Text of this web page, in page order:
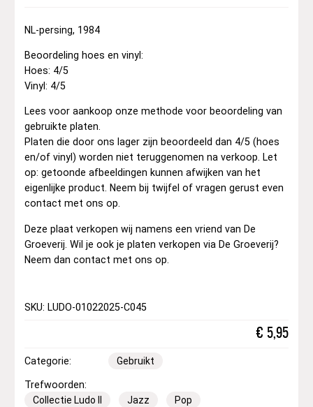
NL-persing, 1984
Beoordeling hoes en vinyl:
Hoes: 4/5
Vinyl: 4/5
Lees voor aankoop onze methode voor beoordeling van
gebruikte platen.
Platen die door ons lager zijn beoordeeld dan 4/5 (hoes
en/of vinyl) worden niet teruggenomen na verkoop. Let
op: getoonde afbeeldingen kunnen afwijken van het
eigenlijke product. Neem bij twijfel of vragen gerust even
contact met ons op.
Deze plaat verkopen wij namens een vriend van De
Groeverij. Wil je ook je platen verkopen via De Groeverij?
Neem dan contact met ons op.
SKU: LUDO-01022025-C045
€ 5,95
Categorie: Gebruikt
Trefwoorden:
Collectie Ludo II
Jazz Pop